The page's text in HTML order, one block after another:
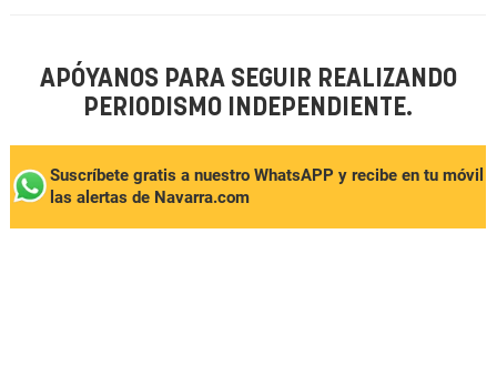
APÓYANOS PARA SEGUIR REALIZANDO
PERIODISMO INDEPENDIENTE.
Suscríbete gratis a nuestro WhatsAPP y recibe en tu móvil
las alertas de Navarra.com